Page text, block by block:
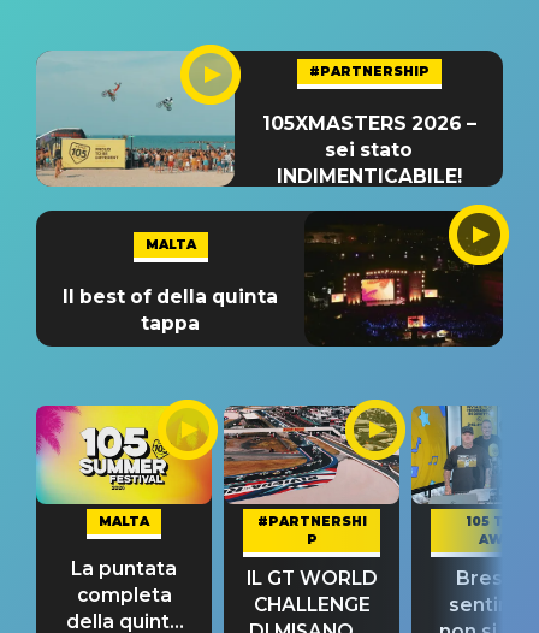
#PARTNERSHIP
105XMASTERS 2026 –
sei stato
INDIMENTICABILE!
MALTA
Il best of della quinta
tappa
MALTA
La puntata
completa
della quinta
#PARTNERSHI
P
IL GT WORLD
CHALLENGE
105 TAKE
AWAY
Bresh: